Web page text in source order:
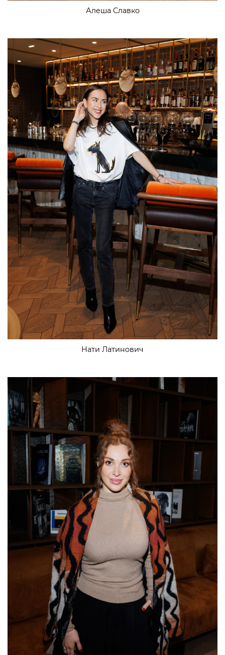
Алеша Славко
Нати Латинович